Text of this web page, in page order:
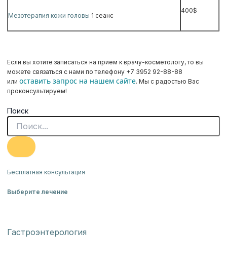
Мезотерапия кожи головы 1 сеанс
400$
Если вы хотите записаться на прием к врачу-косметологу, то вы
можете связаться с нами по телефону +7 3952 92-88-88
илиоставить запрос на нашем сайте. Мы с радостью Вас
проконсультируем!
Поиск
Бесплатная консультация
Выберите лечение
Гастроэнтерология